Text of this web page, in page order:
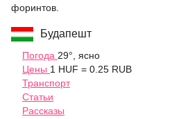
форинтов.
Будапешт
Погода 29°, ясно
Цены 1 HUF = 0.25 RUB
Транспорт
Статьи
Рассказы